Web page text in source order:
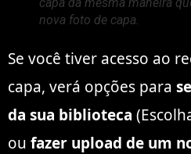
nova foto de capa.
Se você tiver acesso ao
capa, verá opções para
da sua biblioteca
ou fazer upload de um